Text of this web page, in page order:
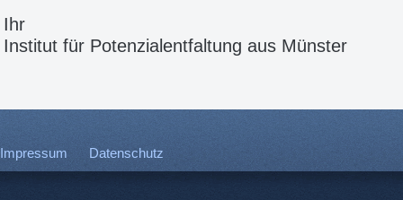
Ihr
Institut für Potenzialentfaltung aus Münster
Impressum Datenschutz